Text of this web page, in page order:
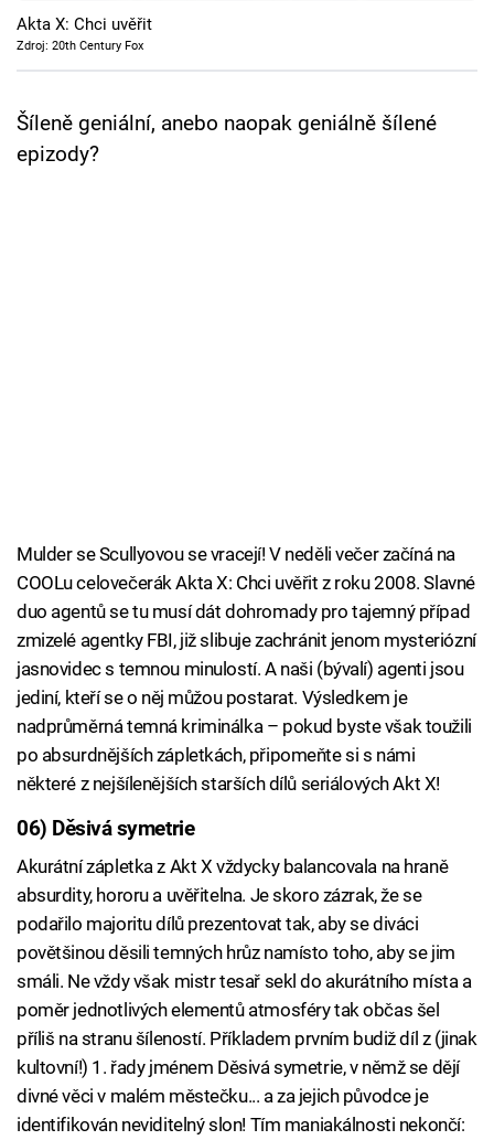
Cool Esport
Pořady
TV Program
Akta X: Chci uvěřit
Zdroj: 20th Century Fox
Šíleně geniální, anebo naopak geniálně šílené
epizody?
Mulder se Scullyovou se vracejí! V neděli večer začíná na
COOLu celovečerák Akta X: Chci uvěřit z roku 2008. Slavné
duo agentů se tu musí dát dohromady pro tajemný případ
zmizelé agentky FBI, již slibuje zachránit jenom mysteriózní
jasnovidec s temnou minulostí. A naši (bývalí) agenti jsou
jediní, kteří se o něj můžou postarat. Výsledkem je
nadprůměrná temná kriminálka – pokud byste však toužili
po absurdnějších zápletkách, připomeňte si s námi
některé z nejšílenějších starších dílů seriálových Akt X!
06) Děsivá symetrie
Akurátní zápletka z Akt X vždycky balancovala na hraně
absurdity, hororu a uvěřitelna. Je skoro zázrak, že se
podařilo majoritu dílů prezentovat tak, aby se diváci
povětšinou děsili temných hrůz namísto toho, aby se jim
smáli. Ne vždy však mistr tesař sekl do akurátního místa a
poměr jednotlivých elementů atmosféry tak občas šel
příliš na stranu šíleností. Příkladem prvním budiž díl z (jinak
kultovní!) 1. řady jménem Děsivá symetrie, v němž se dějí
divné věci v malém městečku... a za jejich původce je
identifikován neviditelný slon! Tím maniakálnosti nekončí: